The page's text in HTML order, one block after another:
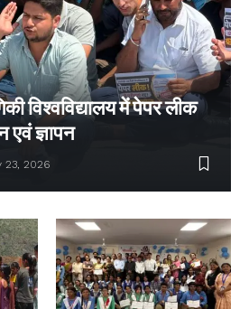
विश्वविद्यालय में पेपर लीक
एवं ज्ञापन
23, 2026